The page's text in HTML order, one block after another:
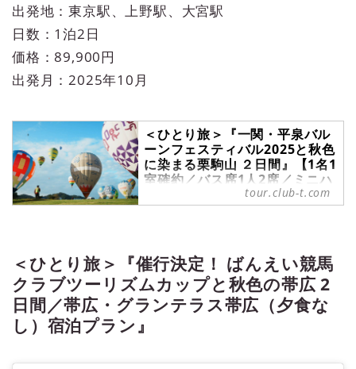
出発地：東京駅、上野駅、大宮駅
日数：1泊2日
価格：89,900円
出発月：2025年10月
＜ひとり旅＞『一関・平泉バル
ーンフェスティバル2025と秋色
に染まる栗駒山 ２日間』【1名1
室確約／バス席1人2席／ミニハ
イキング】｜クラブツーリズム
ス席1人2席／ミニハイキング】の紹
介をしています。ツアー・旅行のお
申込ならクラブツーリズム。
tour.club-t.com
＜ひとり旅＞『催行決定！ ばんえい競馬
クラブツーリズムカップと秋色の帯広 2
日間／帯広・グランテラス帯広（夕食な
し）宿泊プラン』